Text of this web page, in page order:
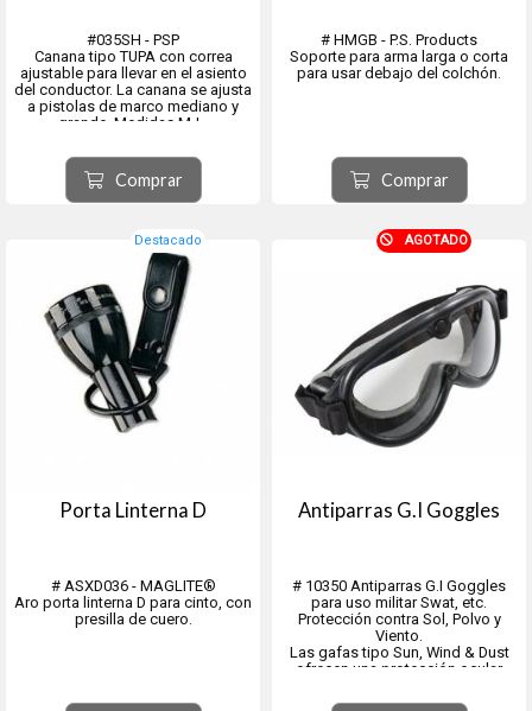
#035SH - PSP
Canana tipo TUPA con correa
ajustable para llevar en el asiento
del conductor. La canana se ajusta
a pistolas de marco mediano y
grande. Medidas M-L.
Comprar
# HMGB - P.S. Products
Soporte para arma larga o corta
para usar debajo del colchón.
Comprar
Destacado
Porta Linterna D
# ASXD036 - MAGLITE®
Aro porta linterna D para cinto, con
presilla de cuero.
AGOTADO
Antiparras G.I Goggles
# 10350 Antiparras G.I Goggles
para uso militar Swat, etc.
Protección contra Sol, Polvo y
Viento.
Las gafas tipo Sun, Wind & Dust
ofrecen una protección ocular
exteriores.